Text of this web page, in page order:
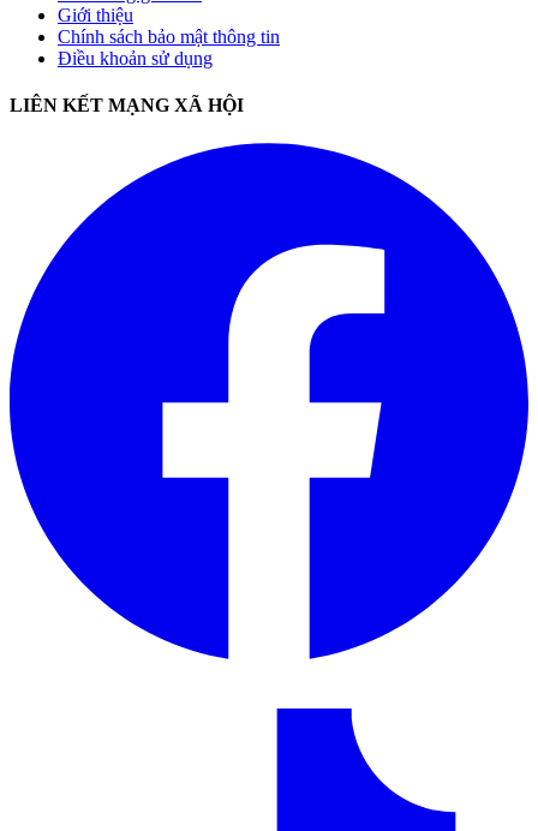
Giới thiệu
Chính sách bảo mật thông tin
Điều khoản sử dụng
LIÊN KẾT MẠNG XÃ HỘI